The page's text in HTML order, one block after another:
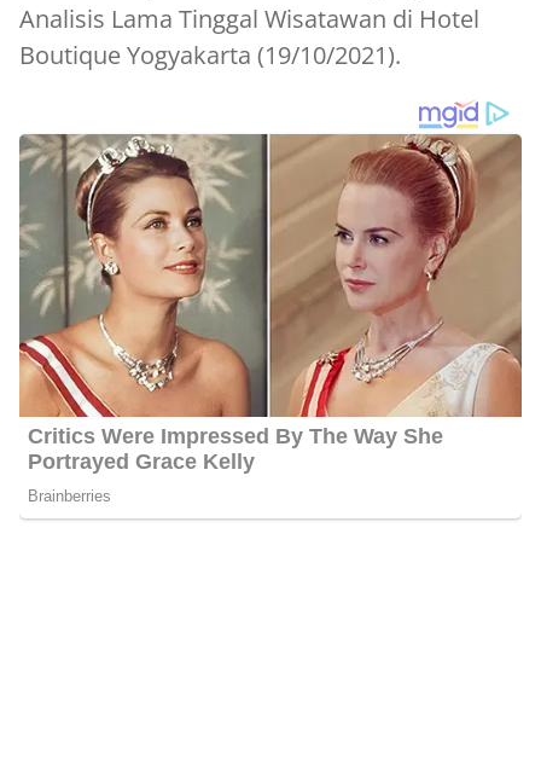
Analisis Lama Tinggal Wisatawan di Hotel
Boutique Yogyakarta (19/10/2021).